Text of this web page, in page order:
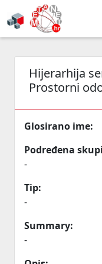
Hijerarhija
Prostorni
Glosirano ime:
Podređena
-
Tip:
-
Summary:
-